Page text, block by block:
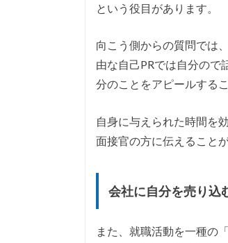
という役目があります。
向こう側からの質問では
由な自己PRでは自分ので
分のことをアピールする
自身に与えられた時間を
面接官の方に伝えること
会社に自分を売り込
また、就職活動を一種の